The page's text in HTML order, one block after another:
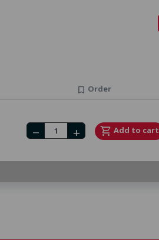
bookmark Order
Number of tickets
remove add shopping_cart Add to cart